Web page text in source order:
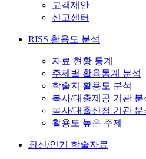
고객제안
신고센터
RISS 활용도 분석
자료 현황 통계
주제별 활용통계 분석
학술지 활용도 분석
복사/대출제공 기관 분
복사/대출신청 기관 분
활용도 높은 주제
최신/인기 학술자료